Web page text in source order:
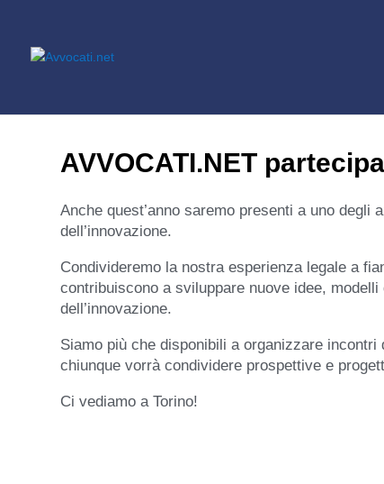
AVVOCATI.NET
Anche quest’anno saremo presenti a uno
dell’innovazione.
Condivideremo la nostra esperienza legale a
contribuiscono a sviluppare nuove idee,
dell’innovazione.
Siamo più che disponibili a organizzare
chiunque vorrà condividere prospettive e
Ci vediamo a Torino!